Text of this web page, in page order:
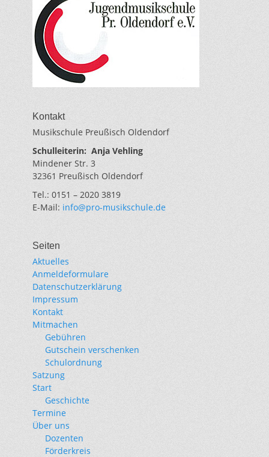
Kontakt
Musikschule Preußisch Oldendorf
Schulleiterin: Anja Vehling
Mindener Str. 3
32361 Preußisch Oldendorf
Tel.: 0151 – 2020 3819
E-Mail: info@pro-musikschule.de
Seiten
Aktuelles
Anmeldeformulare
Datenschutzerklärung
Impressum
Kontakt
Mitmachen
Gebühren
Gutschein verschenken
Schulordnung
Satzung
Start
Geschichte
Termine
Über uns
Dozenten
Förderkreis